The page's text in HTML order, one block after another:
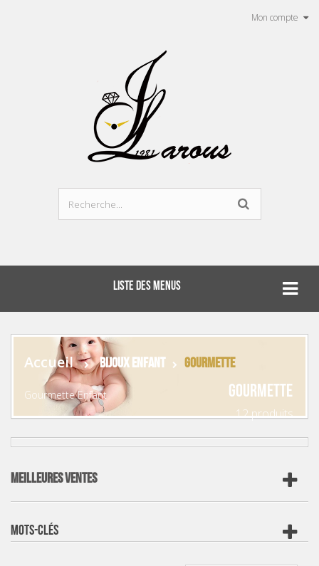
Mon compte
LISTE DES MENUS
accueil bijoux enfant gourmette
Gourmette
12 produits .
Gourmette Enfant
MEILLEURES VENTES
MOTS-CLÉS